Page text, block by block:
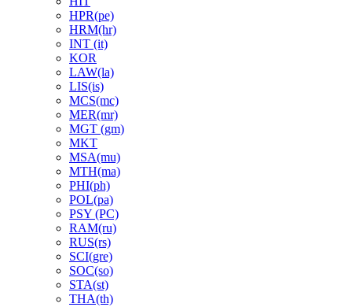
HPR(pe)
HRM(hr)
INT (it)
KOR
LAW(la)
LIS(is)
MCS(mc)
MER(mr)
MGT (gm)
MKT
MSA(mu)
MTH(ma)
PHI(ph)
POL(pa)
PSY (PC)
RAM(ru)
RUS(rs)
SCI(gre)
SOC(so)
STA(st)
THA(th)